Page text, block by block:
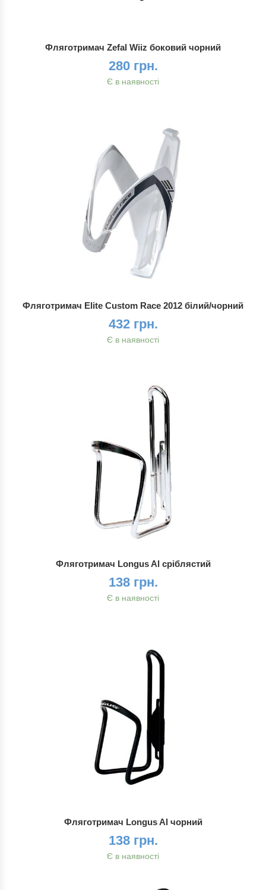
Фляготримач Zefal Wiiz боковий чорний
280 грн.
Є в наявності
Фляготримач Elite Custom Race 2012 білий/чорний
432 грн.
Є в наявності
Фляготримач Longus Al сріблястий
138 грн.
Є в наявності
Фляготримач Longus Al чорний
138 грн.
Є в наявності